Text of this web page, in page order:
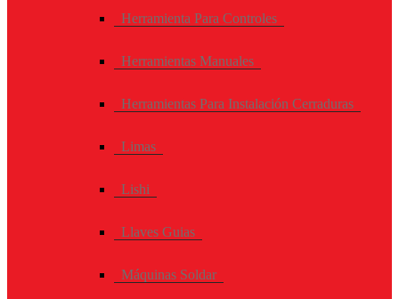
Herramienta Para Controles
Herramientas Manuales
Herramientas Para Instalación Cerraduras
Limas
Lishi
Llaves Guias
Máquinas Soldar